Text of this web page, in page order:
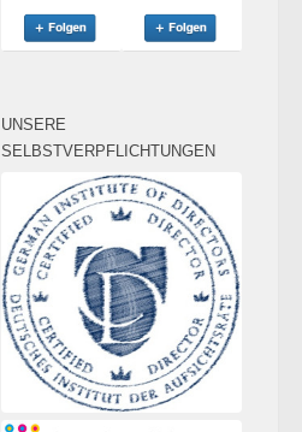
UNSERE
SELBSTVERPFLICHTUNGEN